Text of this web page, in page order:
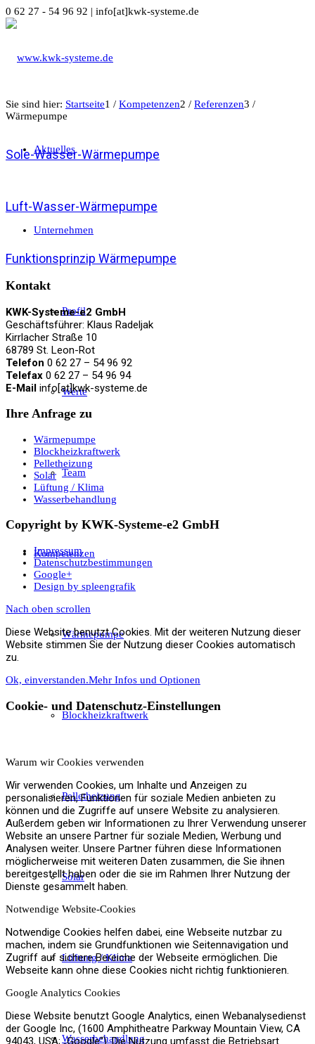
0 62 27 - 54 96 92 | info[at]kwk-systeme.de
Aktuelles
Unternehmen
Profil
Werte
Team
Kompetenzen
Wärmepumpe
Blockheizkraftwerk
Pelletheizung
Solar
Lüftung / Klima
Wasserbehandlung
Sie sind hier: Startseite1 / Kompetenzen2 / Referenzen3 /
Wärmepumpe
Sole-Wasser-Wärmepumpe
Luft-Wasser-Wärmepumpe
Funktionsprinzip Wärmepumpe
Kontakt
KWK-Systeme-e2 GmbH
Geschäftsführer: Klaus Radeljak
Kirrlacher Straße 10
68789 St. Leon-Rot
Telefon 0 62 27 – 54 96 92
Telefax 0 62 27 – 54 96 94
E-Mail info[at]kwk-systeme.de
Ihre Anfrage zu
Wärmepumpe
Blockheizkraftwerk
Pelletheizung
Solar
Lüftung / Klima
Wasserbehandlung
Copyright by KWK-Systeme-e2 GmbH
Impressum
Datenschutzbestimmungen
Google+
Design by spleengrafik
Nach oben scrollen
Diese Website benutzt Cookies. Mit der weiteren Nutzung dieser
Website stimmen Sie der Nutzung dieser Cookies automatisch
zu.
Ok, einverstanden.Mehr Infos und Optionen
Cookie- und Datenschutz-Einstellungen
Warum wir Cookies verwenden
Wir verwenden Cookies, um Inhalte und Anzeigen zu
personalisieren, Funktionen für soziale Medien anbieten zu
können und die Zugriffe auf unsere Website zu analysieren.
Außerdem geben wir Informationen zu Ihrer Verwendung unserer
Website an unsere Partner für soziale Medien, Werbung und
Analysen weiter. Unsere Partner führen diese Informationen
möglicherweise mit weiteren Daten zusammen, die Sie ihnen
bereitgestellt haben oder die sie im Rahmen Ihrer Nutzung der
Dienste gesammelt haben.
Notwendige Website-Cookies
Notwendige Cookies helfen dabei, eine Webseite nutzbar zu
machen, indem sie Grundfunktionen wie Seitennavigation und
Zugriff auf sichere Bereiche der Webseite ermöglichen. Die
Webseite kann ohne diese Cookies nicht richtig funktionieren.
Google Analytics Cookies
Diese Website benutzt Google Analytics, einen Webanalysedienst
der Google Inc, (1600 Amphitheatre Parkway Mountain View, CA
94043, USA; „Google“). Die Nutzung umfasst die Betriebsart